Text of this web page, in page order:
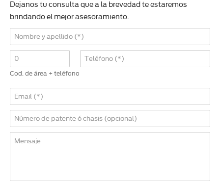
Dejanos tu consulta que a la brevedad te estaremos
brindando el mejor asesoramiento.
Cod. de área + teléfono